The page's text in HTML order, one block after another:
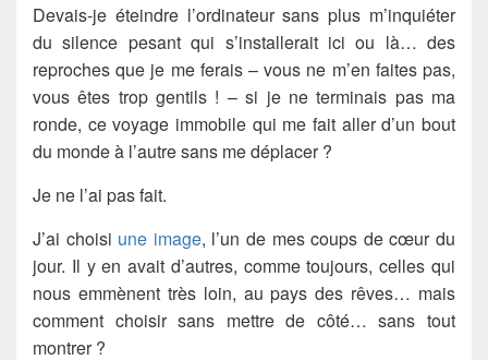
Devais-je éteindre l’ordinateur sans plus m’inquiéter
du silence pesant qui s’installerait ici ou là… des
reproches que je me ferais – vous ne m’en faites pas,
vous êtes trop gentils ! – si je ne terminais pas ma
ronde, ce voyage immobile qui me fait aller d’un bout
du monde à l’autre sans me déplacer ?
Je ne l’ai pas fait.
J’ai choisi une image, l’un de mes coups de cœur du
jour. Il y en avait d’autres, comme toujours, celles qui
nous emmènent très loin, au pays des rêves… mais
comment choisir sans mettre de côté… sans tout
montrer ?